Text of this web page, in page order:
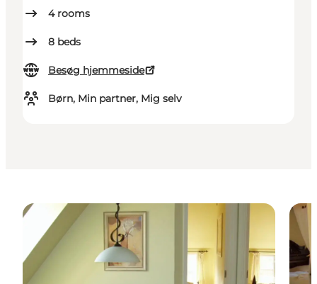
4 rooms
8 beds
Besøg hjemmeside
Børn, Min partner, Mig selv